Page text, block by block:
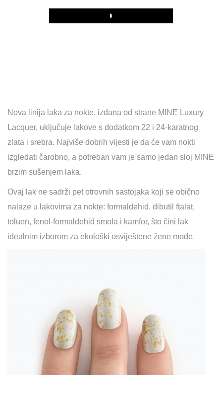
Play
Nova linija laka za nokte, izdana od strane MINE Luxury
Lacquer, uključuje lakove s dodatkom 22 i 24-karatnog
zlata i srebra. Najviše dobrih vijesti je da će vam nokti
izgledati čarobno, a potreban vam je samo jedan sloj MINE
brzim sušenjem laka.
Ovaj lak ne sadrži pet otrovnih sastojaka koji se obično
nalaze u lakovima za nokte: formaldehid, dibutil ftalat,
toluen, fenol-formaldehid smola i kamfor, što čini lak
idealnim izborom za ekološki osviještene žene mode.